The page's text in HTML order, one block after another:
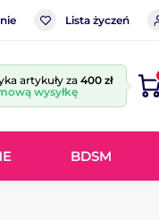
Lista życzeń
artykuły za 400 zł
wysyłkę
BDSM